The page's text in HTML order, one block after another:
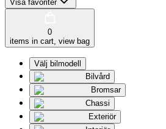
Visa favoriter
0
items in cart, view bag
Välj bilmodell
Bilvård
Bromsar
Chassi
Exteriör